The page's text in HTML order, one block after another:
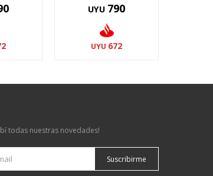
UYU 790
UYU 672
todas nuestras novedades!
Suscribirme